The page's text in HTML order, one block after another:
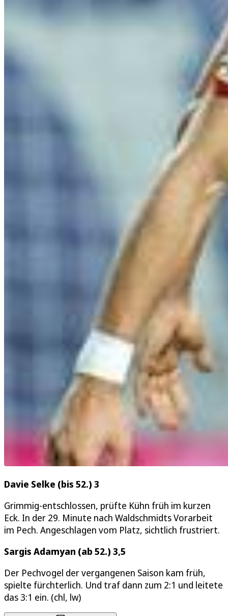
Davie Selke (bis 52.) 3
Grimmig-entschlossen, prüfte Kühn früh im kurzen
Eck. In der 29. Minute nach Waldschmidts Vorarbeit
im Pech. Angeschlagen vom Platz, sichtlich frustriert.
Sargis Adamyan (ab 52.) 3,5
Der Pechvogel der vergangenen Saison kam früh,
spielte fürchterlich. Und traf dann zum 2:1 und leitete
das 3:1 ein. (chl, lw)